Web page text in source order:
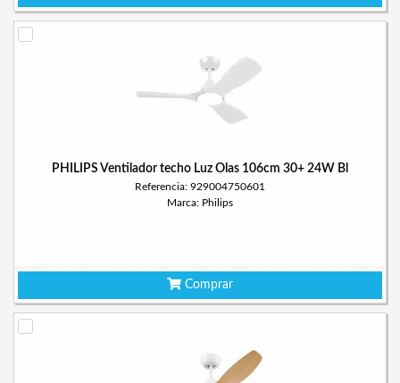
PHILIPS Ventilador techo Luz Olas 106cm 30+ 24W Bl
Referencia: 929004750601
Marca: Philips
Comprar